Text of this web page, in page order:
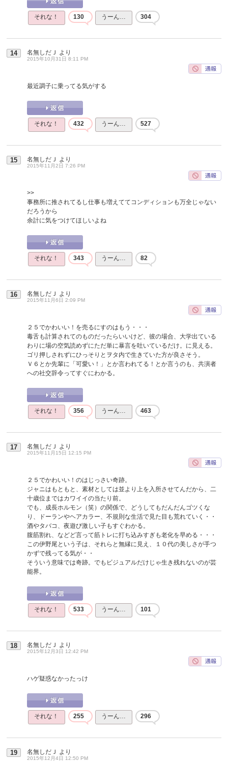
それな！ 130 うーん… 304
14 名無しだＪ より
2015年10月31日 8:11 PM
最近調子に乗ってる気がする
それな！ 432 うーん… 527
15 名無しだＪ より
2015年11月2日 7:26 PM
>>
事務所に推されてるし仕事も増えててコンディションも万全じゃない
だろうから
余計に気をつけてほしいよね
それな！ 343 うーん… 82
16 名無しだＪ より
2015年11月6日 2:09 PM
２５でかわいい！を売るにすのはもう・・・
毒舌も計算されてのものだったらいいけど、彼の場合、大学出ている
わりに場の空気読めずにただ単に暴言を吐いているだけ。に見える。
ゴリ押しされずにひっそりとヲタ内で生きていた方が良さそう。
Ｖ６とか先輩に「可愛い！」とか言われてる！とか言うのも、共演者
への社交辞令ってすぐにわかる。
それな！ 356 うーん… 463
17 名無しだＪ より
2015年11月15日 12:15 PM
２５でかわいい！のはじっさい奇跡。
ジャニはもともと、素材としては並より上を入所させてんだから、二
十歳位まではカワイイの当たり前。
でも、成長ホルモン（笑）の関係で、どうしてもだんだんゴツくな
り、ドーランやヘアカラー、不規則な生活で見た目も荒れていく・・
酒やタバコ、夜遊び激しい子もすぐわかる。
腹筋割れ、などど言って筋トレに打ち込みすぎも老化を早める・・・
この伊野尾という子は、それらと無縁に見え、１０代の美しさが手つ
かずで残ってる気が・・
そういう意味では奇跡。でもビジュアルだけじゃ生き残れないのが芸
能界。
それな！ 533 うーん… 101
18 名無しだＪ より
2015年12月3日 12:42 PM
ハゲ疑惑なかったっけ
それな！ 255 うーん… 296
19 名無しだＪ より
2015年12月4日 12:50 PM